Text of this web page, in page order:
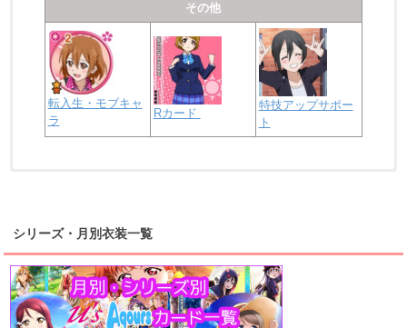
その他
転入生・モブキャ
ラ
Rカード
特技アップサポー
ト
桜内梨子 高海千歌 渡辺曜
浦の星女学院1年生
上原歩夢 宮下愛 優木せつ菜
虹ヶ咲学園1年生
シリーズ・月別衣装一覧